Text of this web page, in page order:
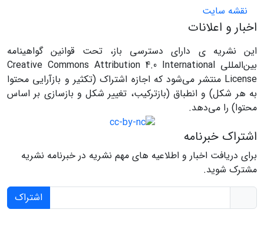
نقشه سایت
اخبار و اعلانات
این نشریه ی دارای دسترسی باز، تحت قوانین گواهینامه
بین‌المللی Creative Commons Attribution 4.0 International
License منتشر می‌شود که اجازه اشتراک (تکثیر و بازآرایی محتوا
به هر شکل) و انطباق (بازترکیب، تغییر شکل و بازسازی بر اساس
محتوا) را می‌دهد.
اشتراک خبرنامه
برای دریافت اخبار و اطلاعیه های مهم نشریه در خبرنامه نشریه
مشترک شوید.
اشتراک